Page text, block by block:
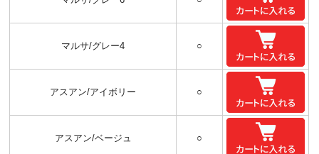
マルサ/グレー4 ○
アスアン/アイボリー ○
アスアン/ベージュ ○